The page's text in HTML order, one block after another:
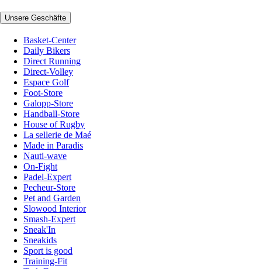
Unsere Geschäfte
Basket-Center
Daily Bikers
Direct Running
Direct-Volley
Espace Golf
Foot-Store
Galopp-Store
Handball-Store
House of Rugby
La sellerie de Maé
Made in Paradis
Nauti-wave
On-Fight
Padel-Expert
Pecheur-Store
Pet and Garden
Slowood Interior
Smash-Expert
Sneak'In
Sneakids
Sport is good
Training-Fit